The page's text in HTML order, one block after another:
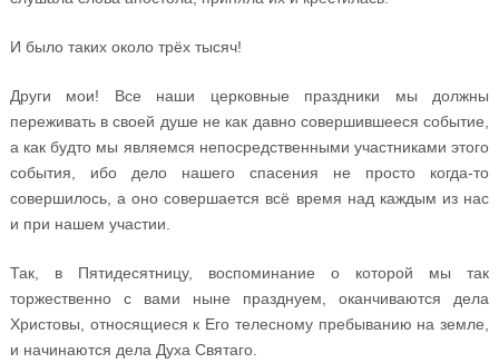
И было таких около трёх тысяч!
Други мои! Все наши церковные праздники мы должны
переживать в своей душе не как давно совершившееся событие,
а как будто мы являемся непосредственными участниками этого
события, ибо дело нашего спасения не просто когда-то
совершилось, а оно совершается всё время над каждым из нас
и при нашем участии.
Так, в Пятидесятницу, воспоминание о которой мы так
торжественно с вами ныне празднуем, оканчиваются дела
Христовы, относящиеся к Его телесному пребыванию на земле,
и начинаются дела Духа Святаго.